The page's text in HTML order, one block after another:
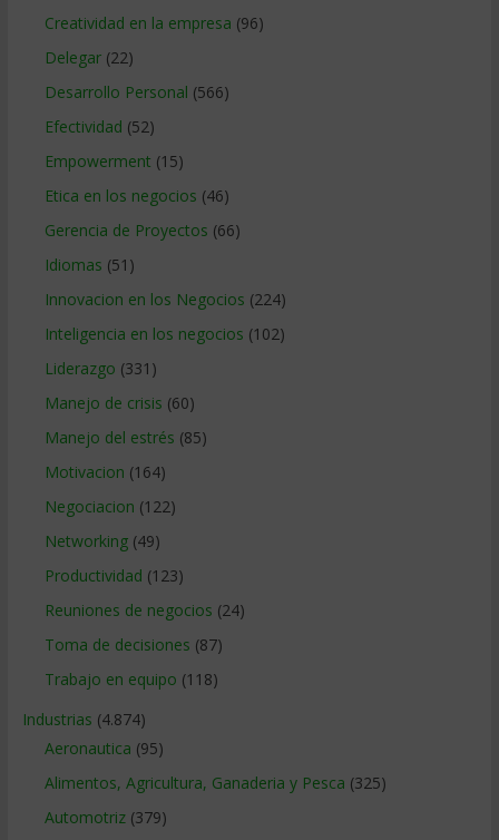
Creatividad en la empresa (96)
Delegar(22)
Desarrollo Personal (566)
Efectividad (52)
Empowerment (15)
Etica en los negocios (46)
Gerencia de Proyectos (66)
Idiomas (51)
Innovacion en los Negocios (224)
Inteligencia en los negocios (102)
Liderazgo (331)
Manejo de crisis (60)
Manejo del estrés (85)
Motivacion (164)
Negociacion (122)
Networking(49)
Productividad (123)
Reuniones de negocios (24)
Toma de decisiones (87)
Trabajo en equipo (118)
Industrias (4.874)
Aeronautica (95)
Alimentos, Agricultura, Ganaderia y Pesca (325)
Automotriz(379)